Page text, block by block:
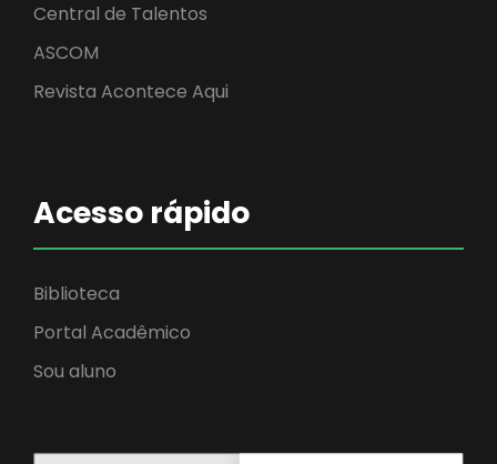
Central de Talentos
ASCOM
Revista Acontece Aqui
Acesso rápido
Biblioteca
Portal Acadêmico
Sou aluno